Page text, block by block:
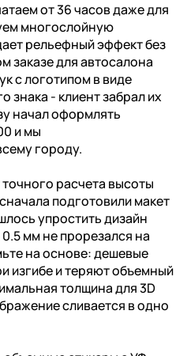
от 36 часов даже для
многослойную
рельефный эффект без
заказе для автосалона
с логотипом в виде
знака - клиент забрал их
начал оформлять
и мы
городу.
расчета высоты
подготовили макет
упростить дизайн
мм не прорезался на
на основе: дешевые
изгибе и теряют объемный
толщина для 3D
сливается в одно